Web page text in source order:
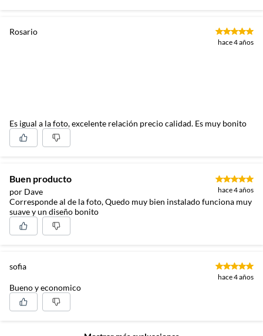
Rosario
hace 4 años
Es igual a la foto, excelente relación precio calidad. Es muy bonito
Buen producto
por Dave hace 4 años
Corresponde al de la foto, Quedo muy bien instalado funciona muy
suave y un diseño bonito
sofia
hace 4 años
Bueno y economico